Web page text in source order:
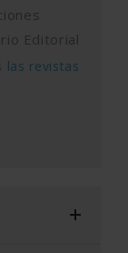
Editorial
las revistas